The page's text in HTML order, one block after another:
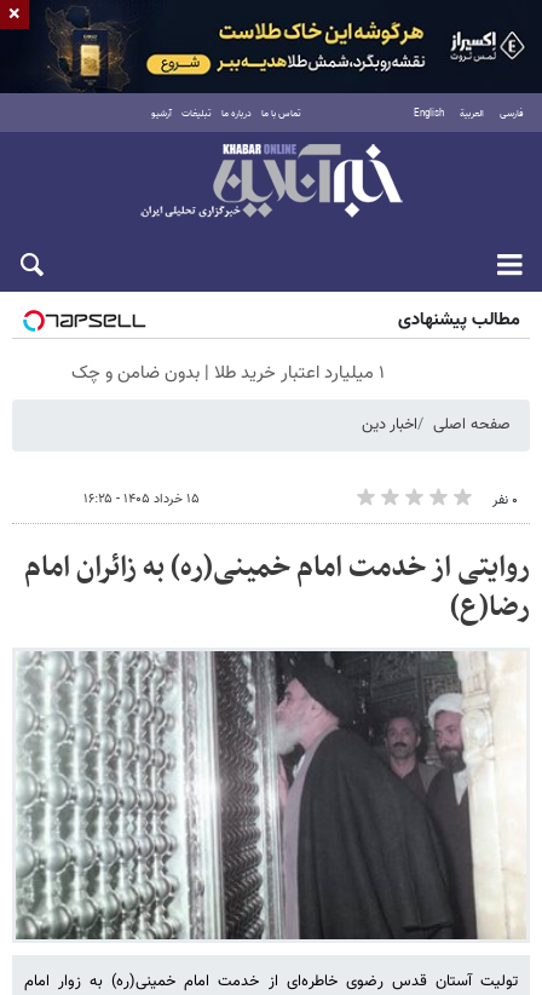
فارسی العربية English تماس با ما درباره ما تبلیغات آرشیو
جمعه ۱۶ مرداد ۱۴۰۵
مطالب پیشنهادی
۱ میلیارد اعتبار خرید طلا | بدون ضامن و چک
صفحه اصلی اخبار دین
۰ نفر ۱۵ خرداد ۱۴۰۵ - ۱۶:۲۵
روایتی از خدمت امام خمینی(ره) به زائران امام
رضا(ع)
تولیت آستان قدس رضوی خاطره‌ای از خدمت امام خمینی(ره) به زوار امام
×